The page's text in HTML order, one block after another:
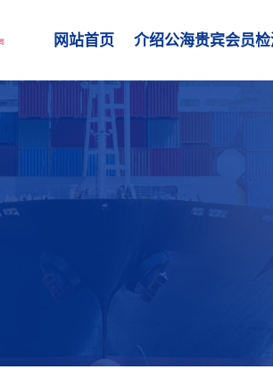
网站首页 介绍公海贵宾会员